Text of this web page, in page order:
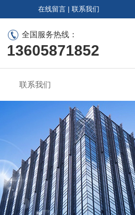
在线留言 | 联系我们
全国服务热线：
13605871852
联系我们